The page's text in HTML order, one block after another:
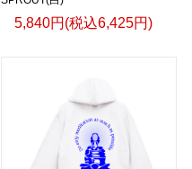
5,840円(税込6,425円)